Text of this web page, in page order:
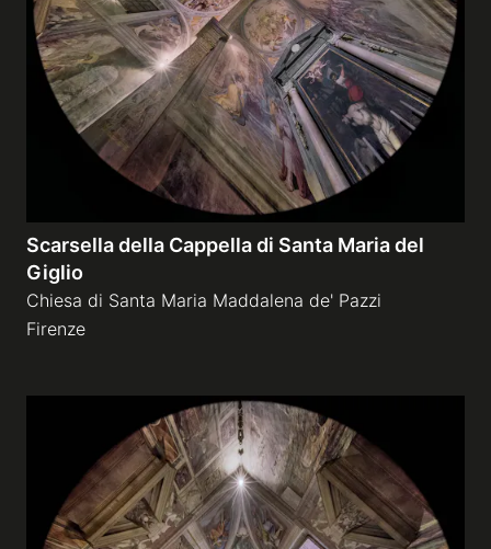
Scarsella della Cappella di Santa Maria del
Giglio
Chiesa di Santa Maria Maddalena de' Pazzi
Firenze